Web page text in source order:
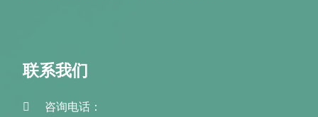
联系我们
咨询电话：